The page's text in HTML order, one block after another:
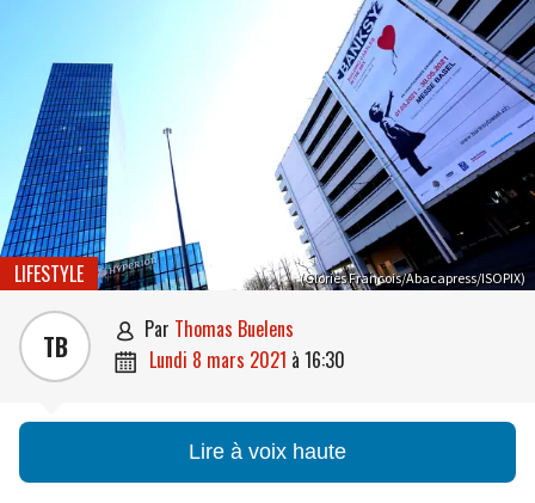
(Glories Francois/Abacapress/ISOPIX)
LIFESTYLE
TB  par Thomas Buelens
 lundi 8 mars 2021 à 16:30
Lire à voix haute